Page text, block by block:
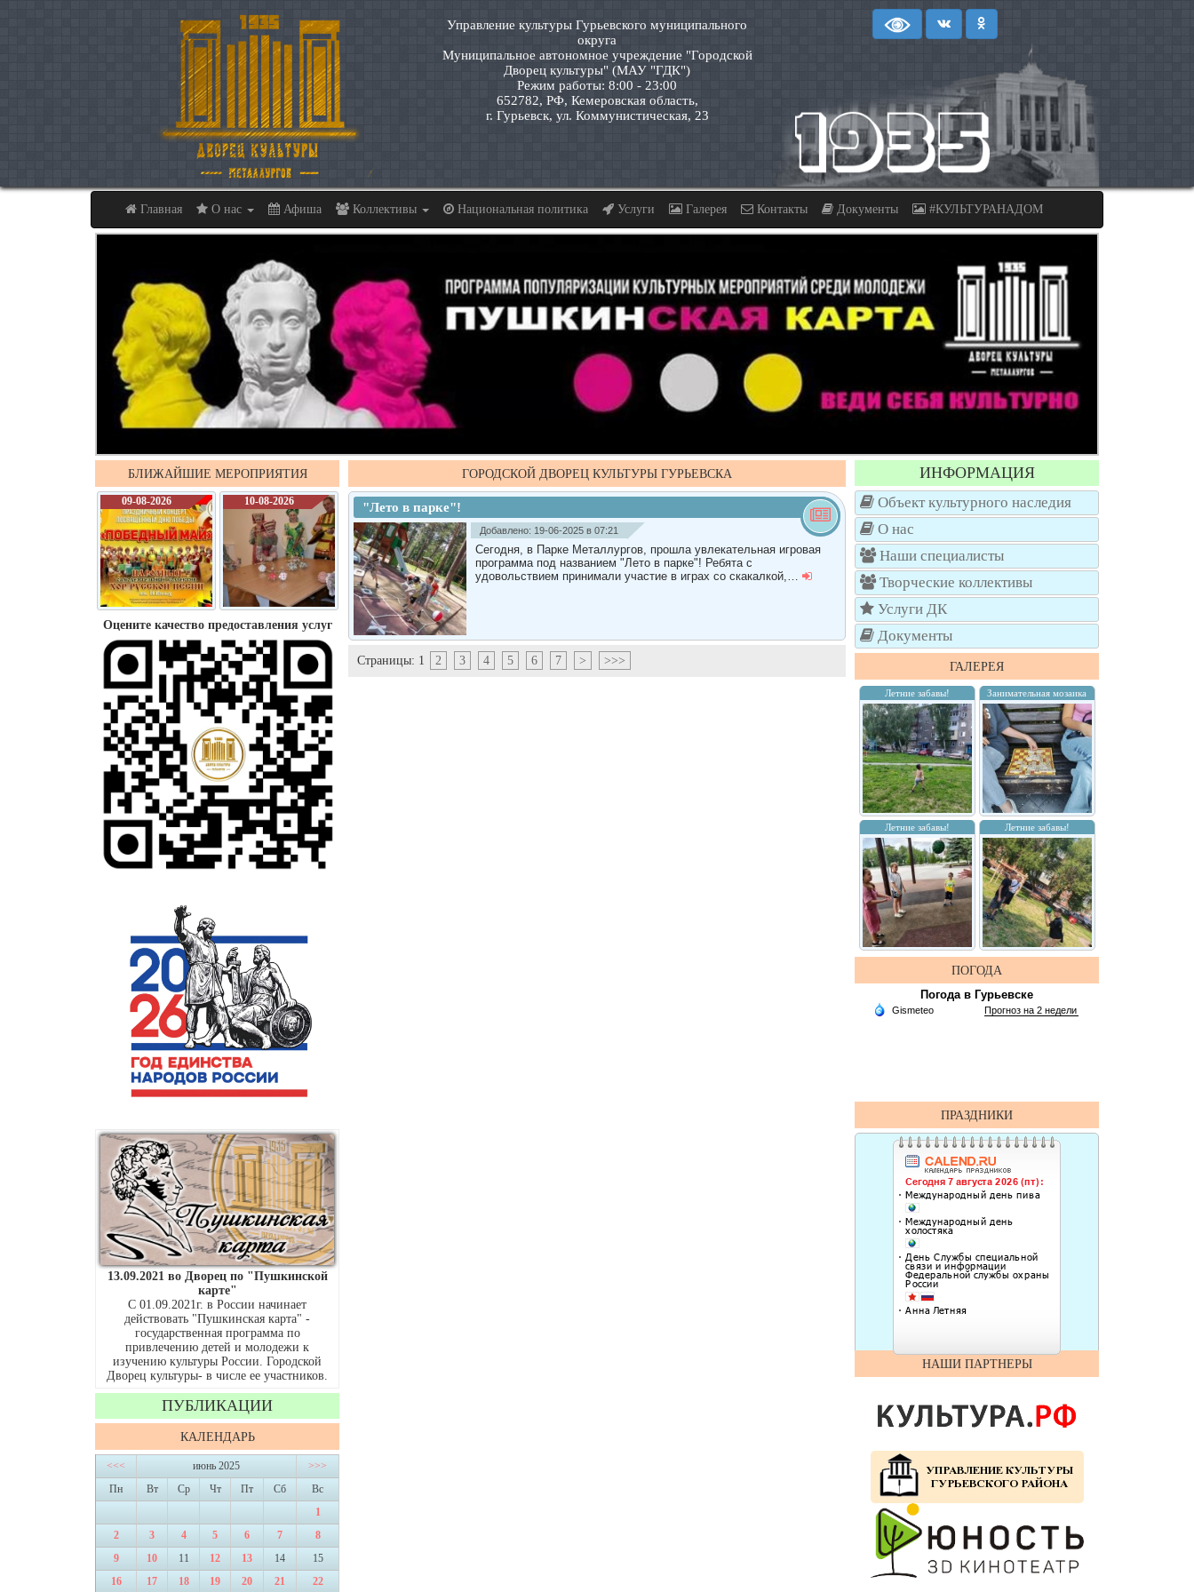
Управление культуры Гурьевского муниципального
округа
Муниципальное автономное учреждение "Городской
Дворец культуры" (МАУ "ГДК")
Режим работы: 8:00 - 23:00
652782, РФ, Кемеровская область,
г. Гурьевск, ул. Коммунистическая, 23
Главная О нас Афиша Коллективы Национальная политика Услуги Галерея Контакты Документы #КУЛЬТУРАНАДОМ
БЛИЖАЙШИЕ МЕРОПРИЯТИЯ
09-08-2026 10-08-2026
Оцените качество предоставления услуг
13.09.2021 во Дворец по "Пушкинской
карте"
С 01.09.2021г. в России начинает
действовать "Пушкинская карта" -
государственная программа по
привлечению детей и молодежи к
изучению культуры России. Городской
Дворец культуры- в числе ее участников.
ПУБЛИКАЦИИ
КАЛЕНДАРЬ
<<< июнь 2025
>>>
Пн
Вт Ср Чт Пт Сб
Вс
1
2
3 4 5 6 7
8
9
10 11 12 13 14
15
16
17 18 19 20 21 22
ГОРОДСКОЙ ДВОРЕЦ КУЛЬТУРЫ ГУРЬЕВСКА
"Лето в парке"!
Добавлено: 19-06-2025 в 07:21
Сегодня, в Парке Металлургов, прошла увлекательная игровая
программа под названием "Лето в парке"! Ребята с
удовольствием принимали участие в играх со скакалкой,…
Страницы: 1 2 3 4 5 6 7 > >>>
ИНФОРМАЦИЯ
Объект культурного наследия
О нас
Наши специалисты
Творческие коллективы
Услуги ДК
Документы
ГАЛЕРЕЯ
Летние забавы! Занимательная мозаика
Летние забавы! Летние забавы!
ПОГОДА
Погода в Гурьевске
ПРАЗДНИКИ
НАШИ ПАРТНЕРЫ